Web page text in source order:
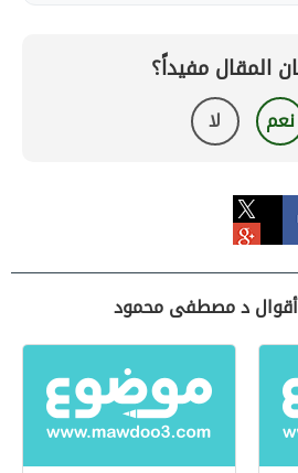
المقال مفيداً؟
نعم لا
د مصطفى محمود